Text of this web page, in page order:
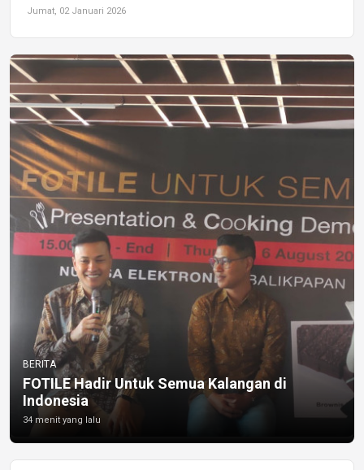
Jumat, 02 Januari 2026
BERITA
FOTILE Hadir Untuk Semua Kalangan di
Indonesia
34 menit yang lalu